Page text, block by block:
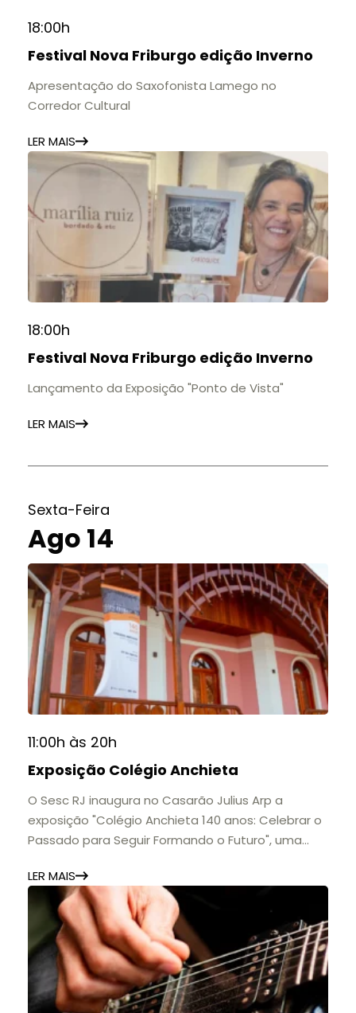
📅 Até 30 de setembro
11h às 17h
🎟️ Entrada gratuita.
18:00h
Festival Nova Friburgo edição Inverno
Apresentação do Saxofonista Lamego no
Corredor Cultural
LER MAIS
18:00h
Festival Nova Friburgo edição Inverno
Lançamento da Exposição "Ponto de Vista"
LER MAIS
Sexta-Feira
Ago 14
11:00h às 20h
Exposição Colégio Anchieta
O Sesc RJ inaugura no Casarão Julius Arp a
exposição "Colégio Anchieta 140 anos: Celebrar o
Passado para Seguir Formando o Futuro", uma
importantes instituições de ensino de Nova
Friburgo e do Brasil.
A mostra convida o público a conhecer o legado
do Colégio Anchieta por meio de documentos,
histórias e marcos que evidenciam sua
contribuição para a educação, a cultura e a
formação de gerações.
LER MAIS